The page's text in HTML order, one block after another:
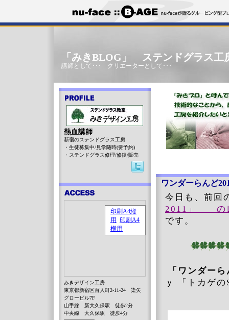
「みきBLOG」 ステンドグラス工
講師として･･･ クリエーターとして･･･
ワンダーらんど
今日も、前
2011」 の
です。
「ワンダー
ｙ 「トカゲ
熱血講師
新宿のステンドグラス工房
・生徒募集中/見学随時(要予約)
・ステンドグラス修理/修復/販売
みきデザイン工房
東京都新宿区百人町2-11-24 染矢
グロービル7F
山手線 新大久保駅 徒歩2分
中央線 大久保駅 徒歩4分